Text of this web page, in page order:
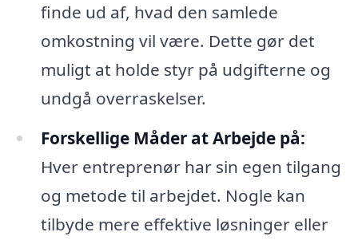
finde ud af, hvad den samlede
omkostning vil være. Dette gør det
muligt at holde styr på udgifterne og
undgå overraskelser.
Forskellige Måder at Arbejde på:
Hver entreprenør har sin egen tilgang
og metode til arbejdet. Nogle kan
tilbyde mere effektive løsninger eller